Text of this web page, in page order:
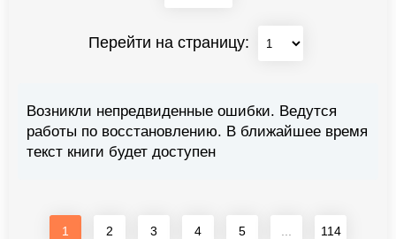
Перейти на страницу:
Возникли непредвиденные ошибки. Ведутся
работы по восстановлению. В ближайшее время
текст книги будет доступен
1 2 3 4 5 114